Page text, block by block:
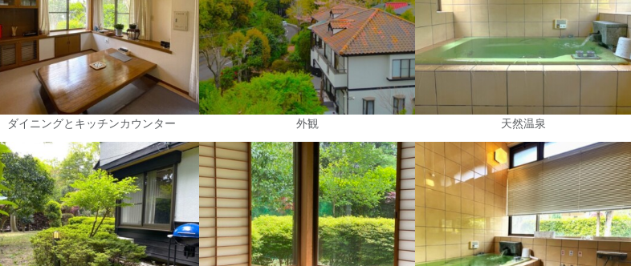
ダイニングとキッチンカウンター 外観 天然温泉